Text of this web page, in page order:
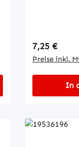
Regulärer
7,25 €
Preise inkl.
In